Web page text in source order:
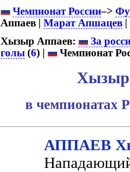
Чемпионат России–>
Аппаев | Марат Апшацев|
Хызыр Аппаев:
За
голы(6) | Чемпионат
Хызыр
в чемпионатах
АППАЕВ